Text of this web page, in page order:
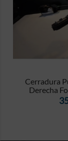
Cerradura
Derecha
